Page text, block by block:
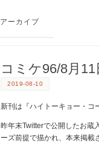
アーカイブ
コミケ96/8月
2019-08-10
新刊は『ハイトーキョー・コ
昨年末Twitterで公開したお蔵
ーズ前提で描かれ、本来掲載